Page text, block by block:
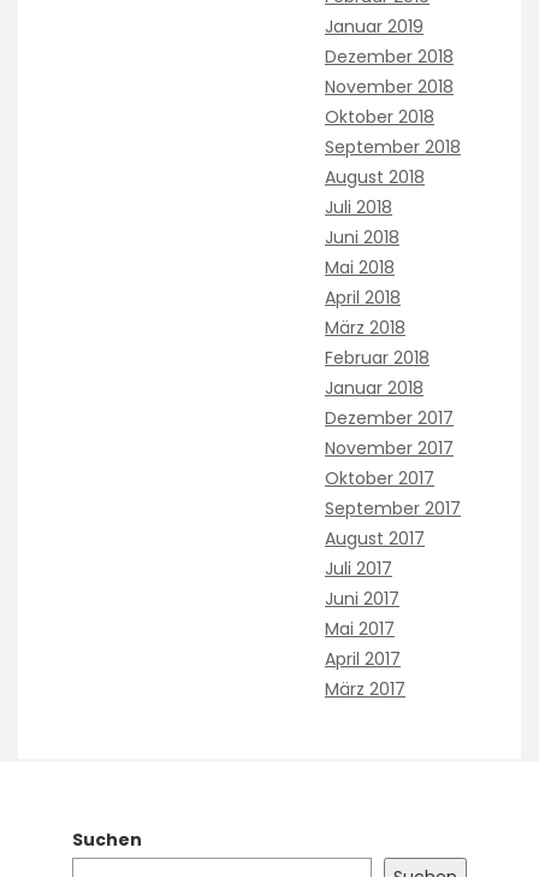
Januar 2019
Dezember 2018
November 2018
Oktober 2018
September 2018
August 2018
Juli 2018
Juni 2018
Mai 2018
April 2018
März 2018
Februar 2018
Januar 2018
Dezember 2017
November 2017
Oktober 2017
September 2017
August 2017
Juli 2017
Juni 2017
Mai 2017
April 2017
März 2017
Suchen